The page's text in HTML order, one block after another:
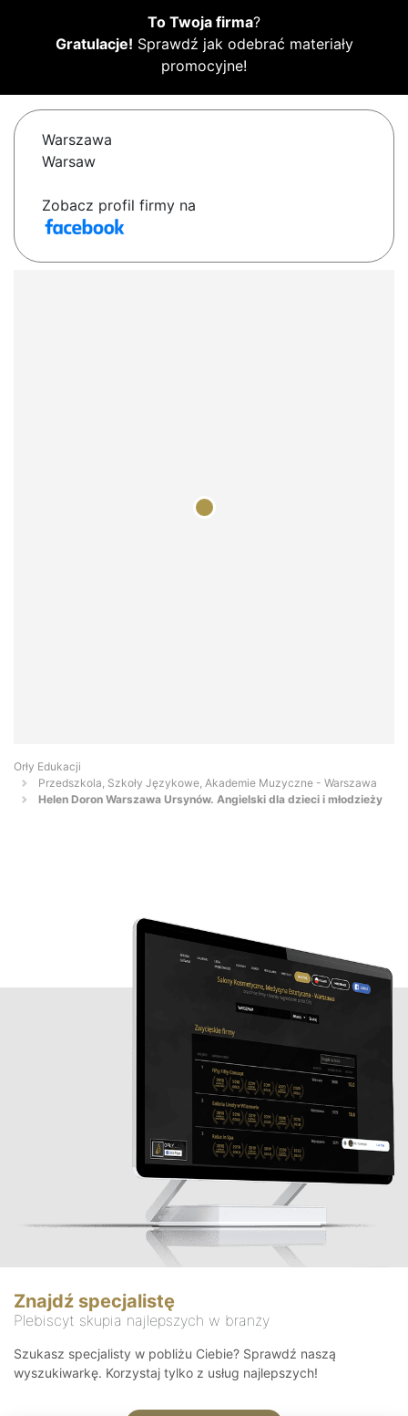
To Twoja firma?
Gratulacje! Sprawdź jak odebrać materiały
promocyjne!
Warszawa
Warsaw
Zobacz profil firmy na
Orły Edukacji
Przedszkola, Szkoły Językowe, Akademie Muzyczne - Warszawa
Helen Doron Warszawa Ursynów. Angielski dla dzieci i młodzieży
Znajdź specjalistę
Plebiscyt skupia najlepszych w branży
Szukasz specjalisty w pobliżu Ciebie? Sprawdź naszą
wyszukiwarkę. Korzystaj tylko z usług najlepszych!